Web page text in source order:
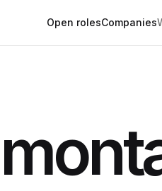
Open rolesCompanies